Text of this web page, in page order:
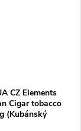
CZ Elements
Cigar tobacco
(Kubánský